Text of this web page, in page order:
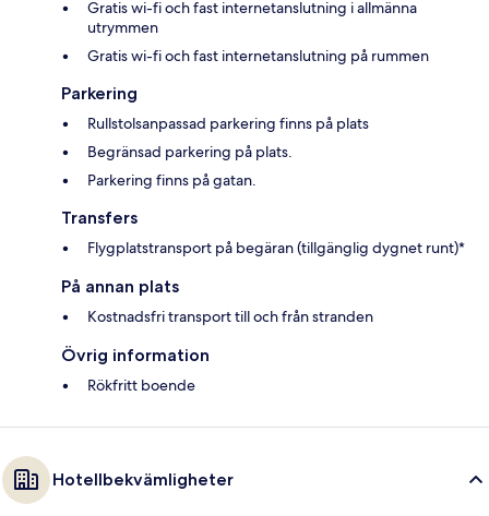
Gratis wi-fi och fast internetanslutning i allmänna
utrymmen
Gratis wi-fi och fast internetanslutning på rummen
Parkering
Rullstolsanpassad parkering finns på plats
Begränsad parkering på plats.
Parkering finns på gatan.
Transfers
Flygplatstransport på begäran (tillgänglig dygnet runt)*
På annan plats
Kostnadsfri transport till och från stranden
Övrig information
Rökfritt boende
Hotellbekvämligheter